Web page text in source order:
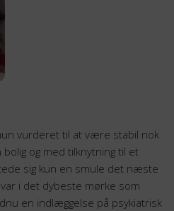
vurderet til at være stabil nok
og med tilknytning til et
sig kun en smule det næste
i det dybeste mørke som
en indlæggelse på psykiatrisk